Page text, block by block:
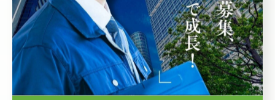
に重点が置かれています。安全研究会で共有される最新
の事故統計やヒヤリハット事例をもとに、現場ごとにリ
スクアセスメントを実施し、具体的な改善策を立案する
ことが推奨されています。例えば、作業手順の見直し
や、定期的な安全パトロールの実施が挙げられます。